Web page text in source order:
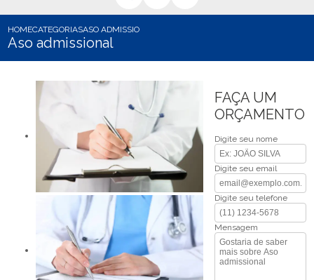
HOMECATEGORIASASO ADMISSIONAL
Aso admissional
FAÇA UM
ORÇAMENTO
Digite seu nome
Digite seu email
Digite seu telefone
Mensagem